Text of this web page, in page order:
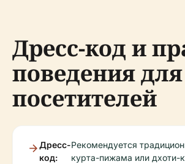
Дресс-код и
поведения для
посетителей
Дресс-
код:
Рекомендуется
курта-пижама или дхоти-